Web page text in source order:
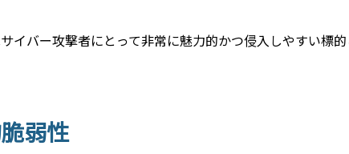
イバー攻撃者にとって非常に魅力的かつ侵入しやすい標的
弱性